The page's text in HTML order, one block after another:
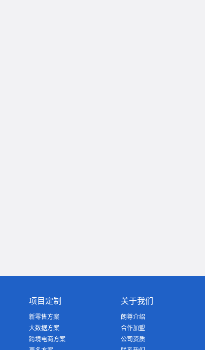
项目定制
新零售方案
大数据方案
跨境电商方案
关于我们
朗尊介绍
合作加盟
公司资质